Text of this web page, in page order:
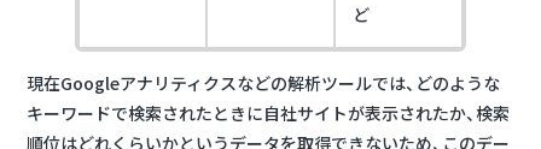
ど
現在Googleアナリティクスなどの解析ツールでは、どのような
キーワードで検索されたときに自社サイトが表示されたか、検索
順位はどれくらいかというデータを取得できないため、このデー